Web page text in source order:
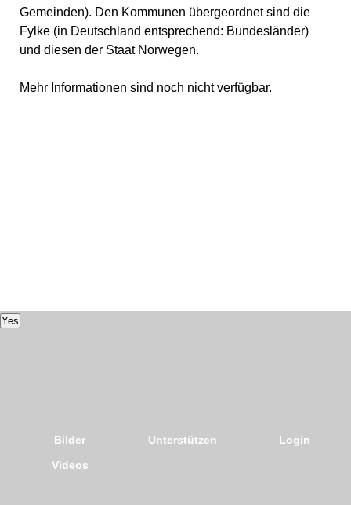
Gemeinden). Den Kommunen übergeordnet sind die
Fylke (in Deutschland entsprechend: Bundesländer)
und diesen der Staat Norwegen.
Mehr Informationen sind noch nicht verfügbar.
Yes
Bilder
Videos
Unterstützen Login